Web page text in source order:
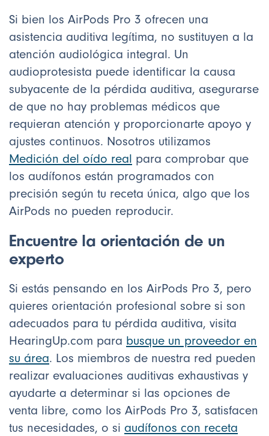
Si bien los AirPods Pro 3 ofrecen una
asistencia auditiva legítima, no sustituyen a la
atención audiológica integral. Un
audioprotesista puede identificar la causa
subyacente de la pérdida auditiva, asegurarse
de que no hay problemas médicos que
requieran atención y proporcionarte apoyo y
ajustes continuos. Nosotros utilizamos
Medición del oído real para comprobar que
los audífonos están programados con
precisión según tu receta única, algo que los
AirPods no pueden reproducir.
Encuentre la orientación de un
experto
Si estás pensando en los AirPods Pro 3, pero
quieres orientación profesional sobre si son
adecuados para tu pérdida auditiva, visita
HearingUp.com para busque un proveedor en
su área. Los miembros de nuestra red pueden
realizar evaluaciones auditivas exhaustivas y
ayudarte a determinar si las opciones de
venta libre, como los AirPods Pro 3, satisfacen
tus necesidades, o si audífonos con receta